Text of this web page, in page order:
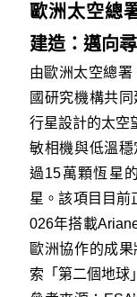
歐洲太空總
建造：邁向
由歐洲太空總
國研究機構共
行星設計的太空
敏相機與低溫
過15萬顆恆星
星。該項目目前
026年搭載
歐洲協作的成
索「第二個地球